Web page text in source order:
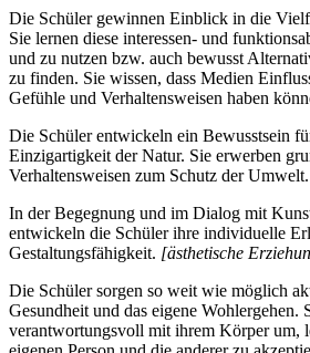
Die Schüler gewinnen Einblick in die
Sie lernen diese interessen- und
und zu nutzen bzw. auch bewusst
zu finden. Sie wissen, dass Medien
Gefühle und Verhaltensweisen haben
Die Schüler entwickeln ein Bewusstsein
Einzigartigkeit der Natur. Sie erwerben
Verhaltensweisen zum Schutz der Umwelt.
In der Begegnung und im Dialog mit
entwickeln die Schüler ihre individuelle
Gestaltungsfähigkeit. [ästhetische
Die Schüler sorgen so weit wie möglich
Gesundheit und das eigene Wohlergehen.
verantwortungsvoll mit ihrem Körper um,